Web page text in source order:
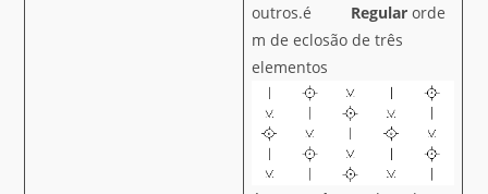
outros.é Regular orde
m de eclosão de três
elementos